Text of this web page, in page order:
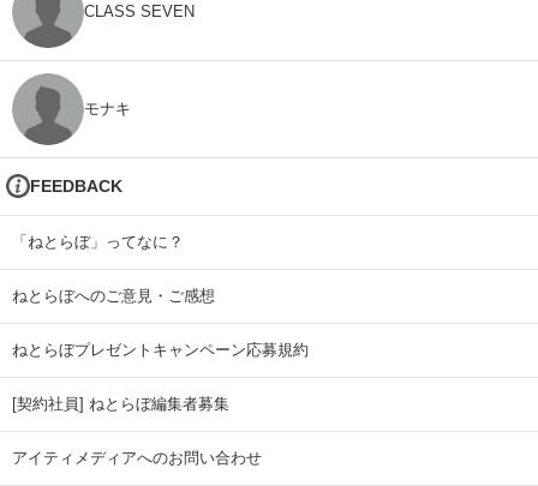
CLASS SEVEN
モナキ
FEEDBACK
「ねとらぼ」ってなに？
ねとらぼへのご意見・ご感想
ねとらぼプレゼントキャンペーン応募規約
[契約社員] ねとらぼ編集者募集
アイティメディアへのお問い合わせ